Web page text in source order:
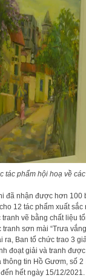
tác phẩm hội hoạ về
đã nhận được hơn 100
12 tác phẩm xuất
vẽ bằng chất liệu
sơn mài “Trưa
ra, Ban tổ chức trao 3
đoạt giải và tranh
thông tin Hồ Gươm, số
hết ngày 15/12/2021.